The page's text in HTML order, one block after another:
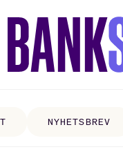
NYHETSBREV